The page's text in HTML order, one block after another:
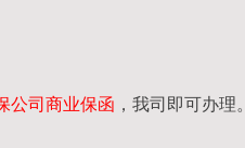
公司商业保函 ，我司即可办理。